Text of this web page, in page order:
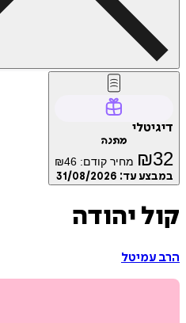
דיגיטלי
מתנה
₪32 מחיר קודם: ₪46
במבצע עד: 31/08/2026
קול יהודה
הרב עמיטל